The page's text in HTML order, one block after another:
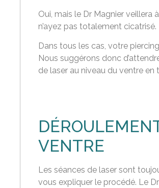
Oui, mais le Dr Magnier
n’ayez pas totalement cicatrisé.
Dans tous les cas, votre
Nous suggérons donc
de laser au niveau du ventre en
VENTRE
Les séances de laser sont
vous expliquer le procédé. Le